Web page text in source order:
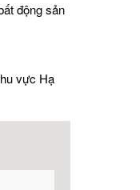
động sản
vực Hạ